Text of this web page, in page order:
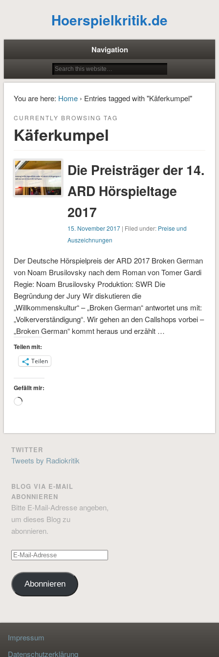
Hoerspielkritik.de
Navigation
You are here: Home› Entries tagged with "Käferkumpel"
CURRENTLY BROWSING TAG
Käferkumpel
Die Preisträger der 14.
ARD Hörspieltage
2017
15. November 2017 | Filed under: Preise und
Auszeichnungen
Der Deutsche Hörspielpreis der ARD 2017 Broken German
von Noam Brusilovsky nach dem Roman von Tomer Gardi
Regie: Noam Brusilovsky Produktion: SWR Die
Begründung der Jury Wir diskutieren die
„Willkommenskultur“ – „Broken German“ antwortet uns mit:
„Volkerverständigung“. Wir gehen an den Callshops vorbei –
„Broken German“ kommt heraus und erzählt …
Teilen mit:
Teilen
Gefällt mir:
Wird
TWITTER
Tweets by Radiokritik
BLOG VIA E-MAIL
ABONNIEREN
Bitte E-Mail-Adresse angeben,
um dieses Blog zu
abonnieren.
E-
Adresse
Abonnieren
Impressum
Datenschutzerklärung